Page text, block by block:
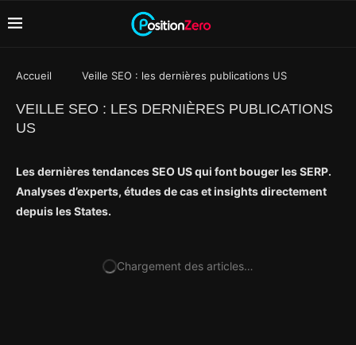
Accueil Veille SEO : les dernières publications US
VEILLE SEO : LES DERNIÈRES PUBLICATIONS
US
Les dernières tendances SEO US qui font bouger les SERP.
Analyses d’experts, études de cas et insights directement
depuis les States.
Chargement des articles…